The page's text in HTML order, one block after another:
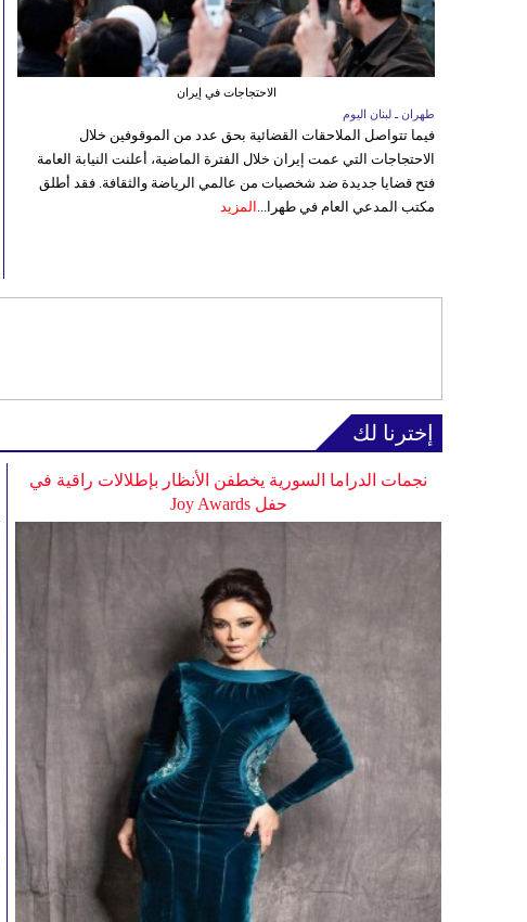
الاحتجاجات في إيران
طهران ـ لبنان اليوم
فيما تتواصل الملاحقات القضائية بحق عدد من الموقوفين خلال
الاحتجاجات التي عمت إيران خلال الفترة الماضية، أعلنت النيابة العامة
فتح قضايا جديدة ضد شخصيات من عالمي الرياضة والثقافة. فقد أطلق
مكتب المدعي العام في طهرا... المزيد
إخترنا لك
نجمات الدراما السورية يخطفن الأنظار بإطلالات راقية في
حفل Joy Awards